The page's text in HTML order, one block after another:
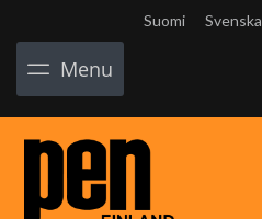
Suomi Svenska
Menu